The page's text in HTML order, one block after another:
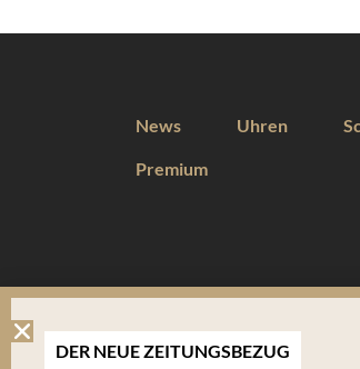
News Uhren
Premium
DIESE WEBSEITE VERWENDET
Wir verwenden Cookies um Ihnen eine
DER NEUE ZEITUNGSBEZUG